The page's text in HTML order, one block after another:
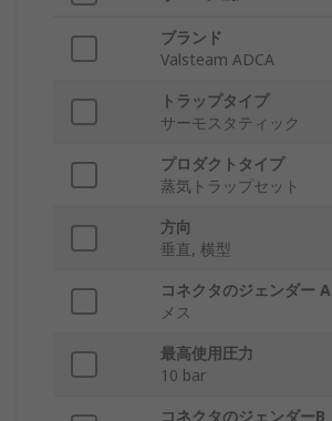
ブランド
Valsteam ADCA
トラップタイプ
サーモスタティック
プロダクトタイプ
蒸気トラップセット
方向
垂直, 横型
コネクタのジェンダー A
メス
最高使用圧力
10 bar
コネクタのジェンダーB